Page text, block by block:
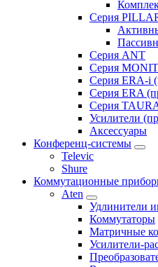
Серия
Серия ANT
Серия
Серия ERA-i
Серия ERA
Серия
Усилители
Аксессуары
Конференц-системы
Televic
Shure
Коммутационные
Aten
Удлинители
Коммутаторы
Матричные
Усилители-